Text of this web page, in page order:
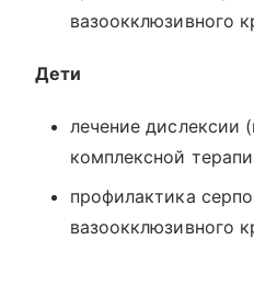
вазоокклюзивного
Дети
лечение дислексии
комплексной
профилактика
вазоокклюзивного